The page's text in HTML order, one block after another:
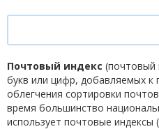
Почтовый индекс (почтовый
букв или цифр, добавляемых к
облегчения сортировки
время большинство
использует почтовые индексы